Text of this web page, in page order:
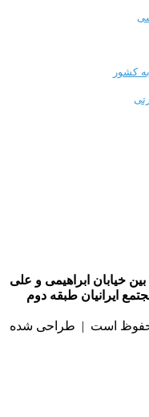
کشور
خیابان ابراهیمی و علی
- مقابل خیابان عقیل پلاک 350 مجتمع ایرانیان طبقه دوم
طراحی شده